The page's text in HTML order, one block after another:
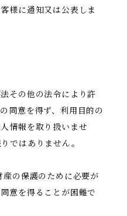
様に通知又は公表しま
その他の法令により許
同意を得ず、利用目的の
情報を取り扱いませ
ではありません。
産の保護のために必要が
意を得ることが困難で